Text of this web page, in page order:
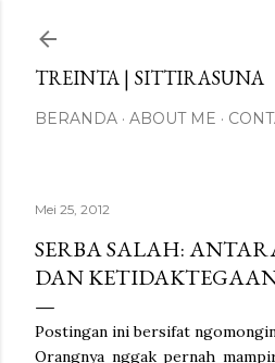
TREINTA | SITTIRASUNA
BERANDA ABOUT ME
Mei 25, 2012
SERBA SALAH:
DAN
Postingan ini bersifat
Orangnya nggak pernah